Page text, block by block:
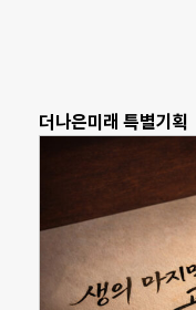
더나은미래 특별기획